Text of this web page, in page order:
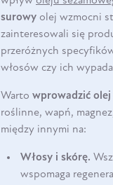
surowy olej wzmocni
zainteresowali się
przeróżnych
włosów czy ich
Warto wprowadzić
roślinne, wapń,
między innymi na:
Włosy i skórę.
wspomaga